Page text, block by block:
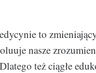
to
nasze
też ciągłe